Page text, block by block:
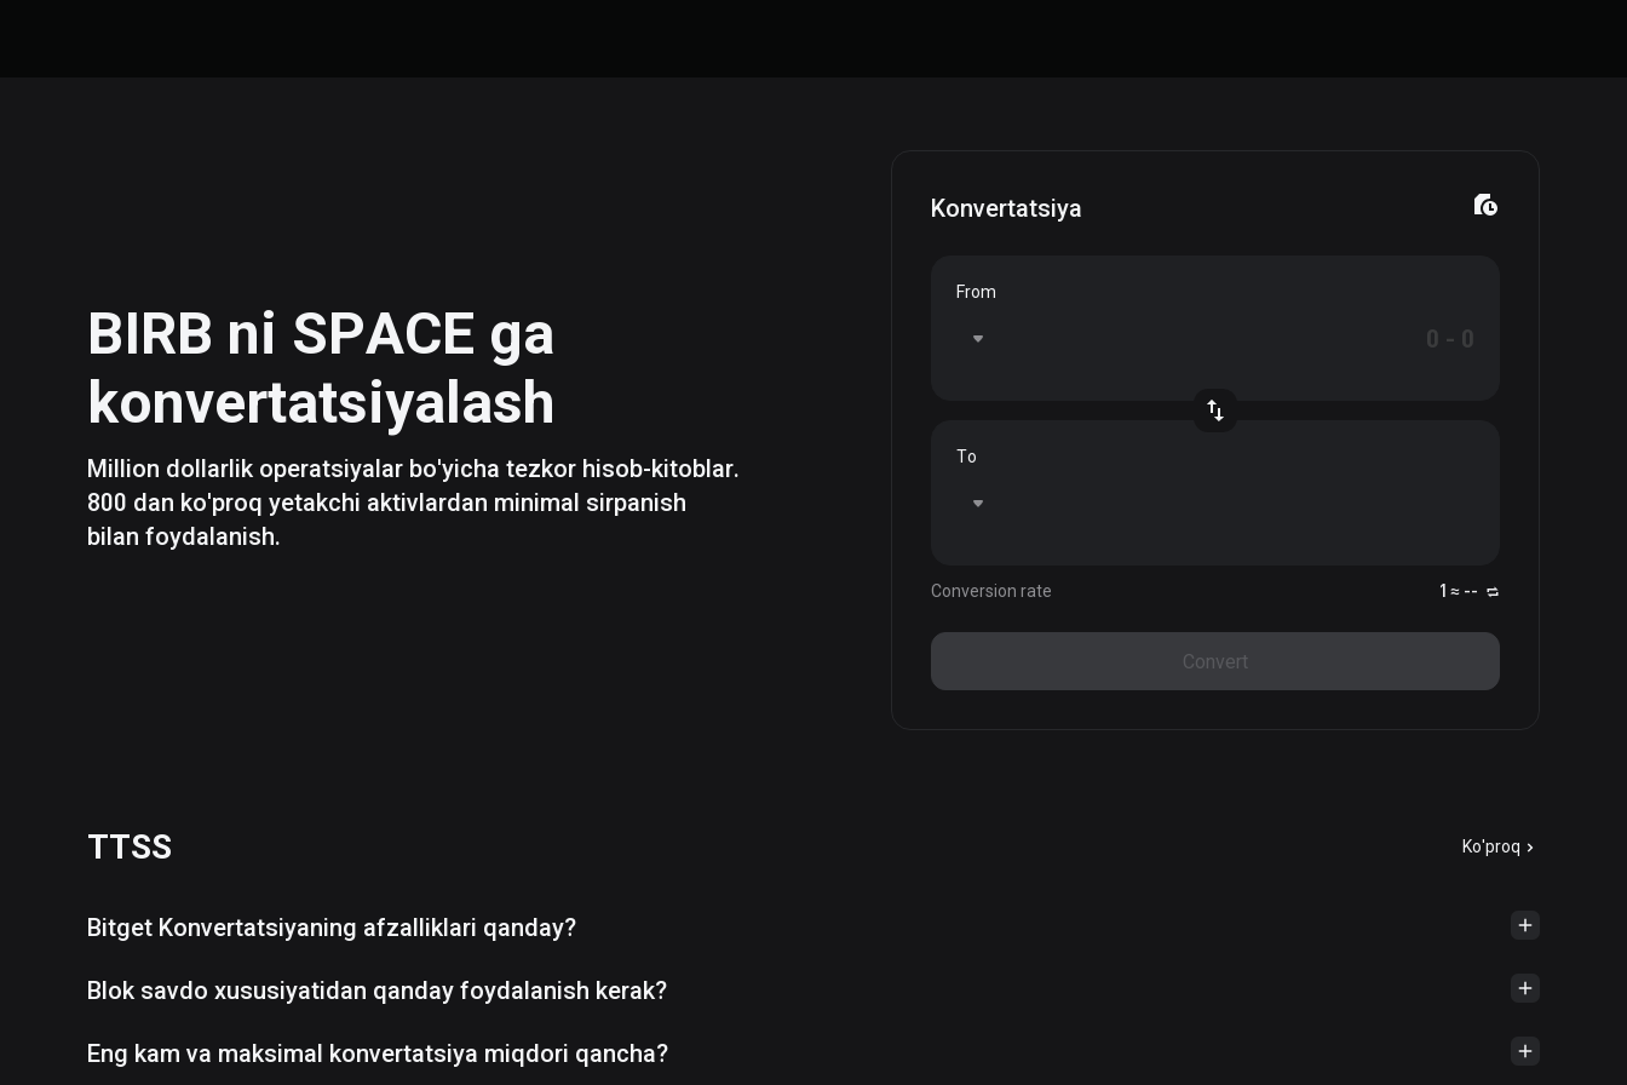
BIRB ni SPACE ga
konvertatsiyalash
Million dollarlik operatsiyalar bo'yicha tezkor hisob-kitoblar.
800 dan ko'proq yetakchi aktivlardan minimal sirpanish
bilan foydalanish.
Konvertatsiya
From
To
Conversion rate 1 ≈ --
Convert
TTSS Ko'proq
Bitget Konvertatsiyaning afzalliklari qanday?
Blok savdo xususiyatidan qanday foydalanish kerak?
Eng kam va maksimal konvertatsiya miqdori qancha?